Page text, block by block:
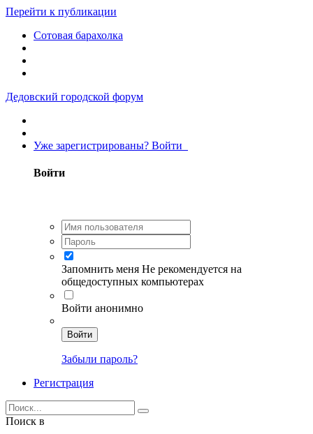
Перейти к публикации
Сотовая барахолка
Дедовский городской форум
Уже зарегистрированы? Войти
Войти
Запомнить меня Не рекомендуется на
общедоступных компьютерах
Войти анонимно
Войти
Забыли пароль?
Регистрация
Поиск в